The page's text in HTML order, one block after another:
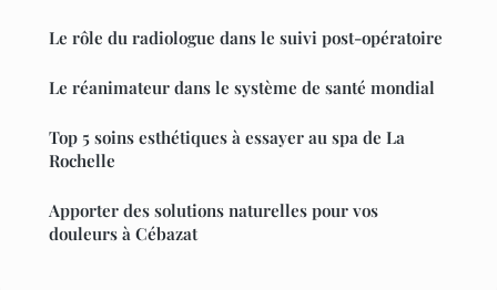
Le rôle du radiologue dans le suivi post-opératoire
Le réanimateur dans le système de santé mondial
Top 5 soins esthétiques à essayer au spa de La
Rochelle
Apporter des solutions naturelles pour vos
douleurs à Cébazat